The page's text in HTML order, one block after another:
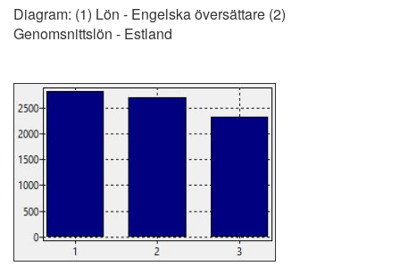
Diagram: (1) Lön - Engelska översättare (2)
Genomsnittslön - Estland